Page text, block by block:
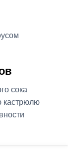
сока
кастрюлю